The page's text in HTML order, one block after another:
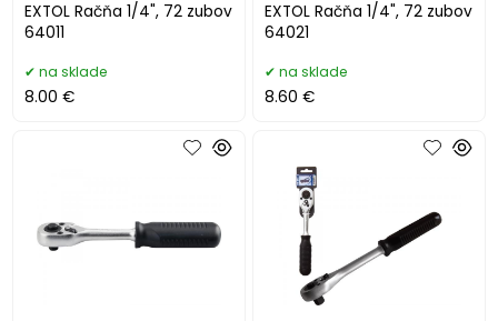
EXTOL Račňa 1/4", 72 zubov
64011
na sklade
8.00 €
EXTOL Račňa 1/4", 72 zubov
64021
na sklade
8.60 €